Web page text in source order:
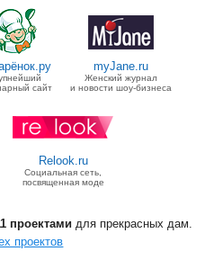
сайт
myJane.ru
Женский журнал
и новости шоу-бизнеса
Relook.ru
Социальная сеть,
посвященная моде
проектами для прекрасных дам.
проектов